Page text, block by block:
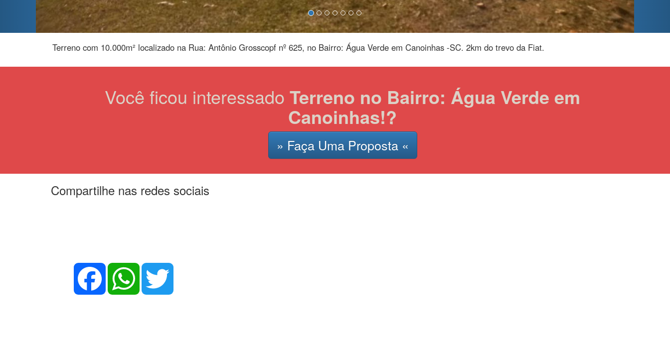
Terreno com 10.000m² localizado na Rua: Antônio Grosscopf nº 625, no Bairro: Água Verde em Canoinhas -SC. 2km do trevo da Fiat.
Você ficou interessado Terreno no Bairro: Água Verde em
Canoinhas!?
» Faça Uma Proposta «
Compartilhe nas redes sociais